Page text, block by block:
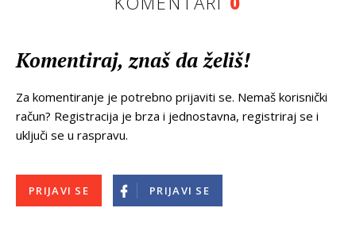
Komentiraj, znaš da želiš!
Za komentiranje je potrebno prijaviti se. Nemaš korisnički
račun? Registracija je brza i jednostavna, registriraj se i
uključi se u raspravu.
PRIJAVI SE PRIJAVI SE